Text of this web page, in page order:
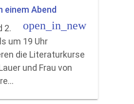
einem Abend
open_in_new
2.
um 19 Uhr
die Literaturkurse
und Frau von